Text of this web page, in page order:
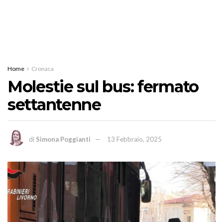
Home Cronaca
Molestie sul bus: fermato
settantenne
di Simona Poggianti 13 Febbraio, 2025